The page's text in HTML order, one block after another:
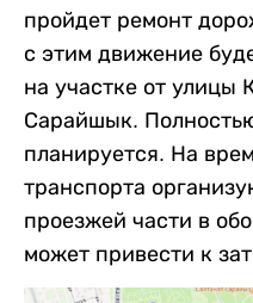
пройдет ремонт
с этим движение
на участке от улицы
Сарайшык.
планируется. На
транспорта
проезжей части в
может привести к